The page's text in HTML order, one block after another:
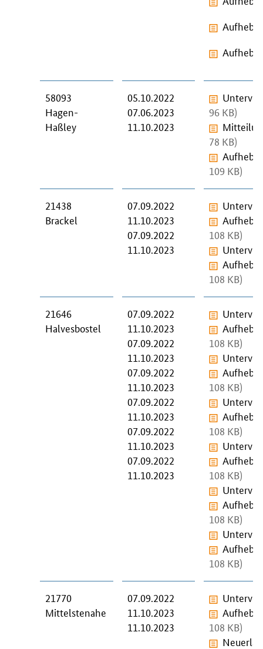
58093
Hagen-
Haßley
05.10.2022
07.06.2023
11.10.2023
96 KB)
78 KB)
109 KB)
21438
Brackel
07.09.2022
11.10.2023
07.09.2022
11.10.2023
108 KB)
108 KB)
21646
Halvesbostel
07.09.2022
11.10.2023
07.09.2022
11.10.2023
07.09.2022
11.10.2023
07.09.2022
11.10.2023
07.09.2022
11.10.2023
07.09.2022
11.10.2023
108 KB)
108 KB)
108 KB)
108 KB)
108 KB)
108 KB)
21770
Mittelstenahe
07.09.2022
11.10.2023
11.10.2023
108 KB)